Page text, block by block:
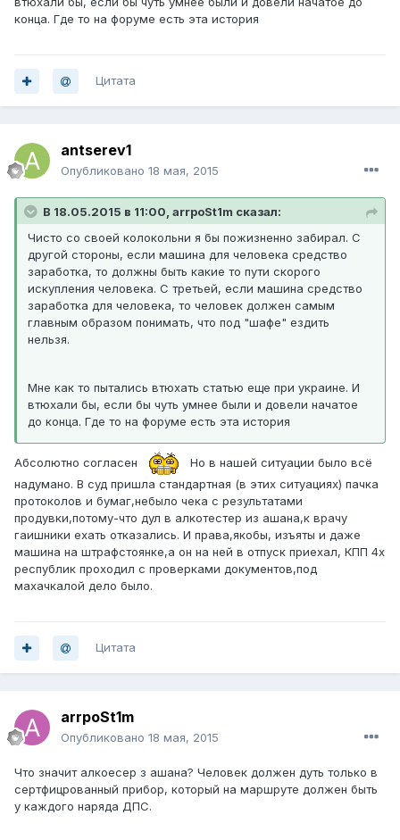
конца. Где то на форуме есть эта история
Цитата
antserev1
Опубликовано 18 мая, 2015
В 18.05.2015 в 11:00, arrpoSt1m сказал:
Чисто со своей колокольни я бы пожизненно забирал. С
другой стороны, если машина для человека средство
заработка, то должны быть какие то пути скорого
искупления человека. С третьей, если машина средство
заработка для человека, то человек должен самым
главным образом понимать, что под "шафе" ездить
нельзя.
Мне как то пытались втюхать статью еще при украине. И
втюхали бы, если бы чуть умнее были и довели начатое
до конца. Где то на форуме есть эта история
Абсолютно согласен
Но в нашей ситуации было всё
надумано. В суд пришла стандартная (в этих ситуациях) пачка
протоколов и бумаг,небыло чека с результатами
продувки,потому-что дул в алкотестер из ашана,к врачу
гаишники ехать отказались. И права,якобы, изъяты и даже
машина на штрафстоянке,а он на ней в отпуск приехал, КПП 4х
республик проходил с проверками документов,под
махачкалой дело было.
Цитата
arrpoSt1m
Опубликовано 18 мая, 2015
Что значит алкоесер з ашана? Человек должен дуть только в
сертфицрованный прибор, который на маршруте должен быть
у каждого наряда ДПС.